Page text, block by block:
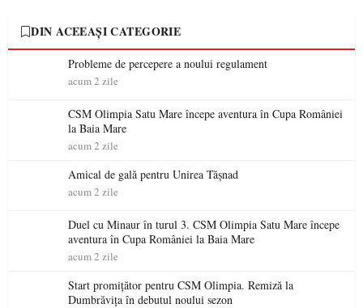
DIN ACEEAȘI CATEGORIE
Probleme de percepere a noului regulament
acum 2 zile
CSM Olimpia Satu Mare începe aventura în Cupa României
la Baia Mare
acum 2 zile
Amical de gală pentru Unirea Tășnad
acum 2 zile
Duel cu Minaur în turul 3. CSM Olimpia Satu Mare începe
aventura în Cupa României la Baia Mare
acum 2 zile
Start promițător pentru CSM Olimpia. Remiză la
Dumbrăvița în debutul noului sezon